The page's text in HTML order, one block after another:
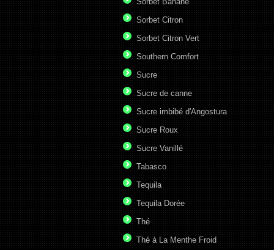
Sorbet Citron
Sorbet Citron Vert
Southern Comfort
Sucre
Sucre de canne
Sucre imbibé d'Angostura
Sucre Roux
Sucre Vanillé
Tabasco
Tequila
Tequila Dorée
Thé
Thé à La Menthe Froid